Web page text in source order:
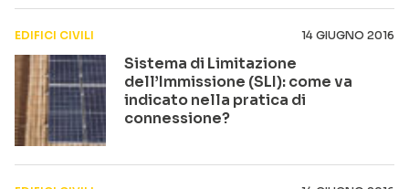
EDIFICI CIVILI 14 GIUGNO 2016
Sistema di Limitazione
dell’Immissione (SLI): come va
indicato nella pratica di
connessione?